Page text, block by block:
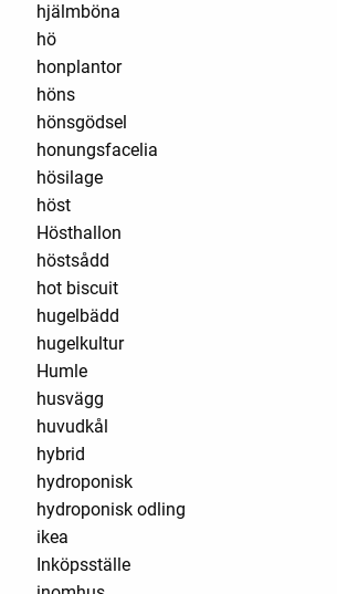
hjälmböna
hö
honplantor
höns
hönsgödsel
honungsfacelia
hösilage
höst
Hösthallon
höstsådd
hot biscuit
hugelbädd
hugelkultur
Humle
husvägg
huvudkål
hybrid
hydroponisk
hydroponisk odling
ikea
Inköpsställe